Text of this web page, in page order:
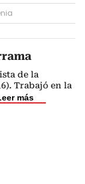
de la
Trabajó en la
más